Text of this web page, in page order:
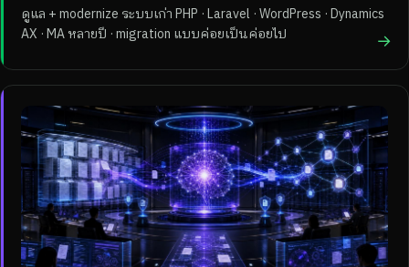
ดูแล + modernize ระบบเก่า PHP · Laravel · WordPress · Dynamics
AX · MA หลายปี · migration แบบค่อยเป็นค่อยไป
→